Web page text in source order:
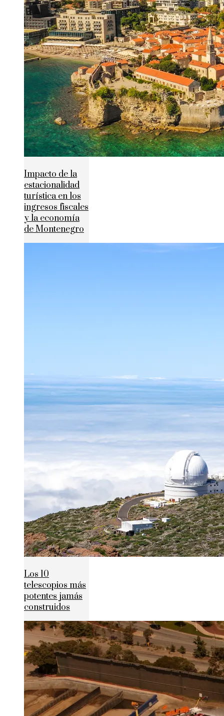
Impacto de la
estacionalidad
turística en los
ingresos fiscales
y la economía
de Montenegro
Los 10
telescopios más
potentes jamás
construidos